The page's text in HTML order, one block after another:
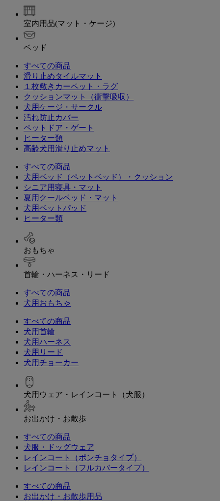
室内用品(マット・ケージ)
ベッド
すべての商品
滑り止めタイルマット
１枚敷きカーペット・ラグ
クッションマット（衝撃吸収）
犬用ケージ・サークル
汚れ防止カバー
ペットドア・ゲート
ヒーター類
高齢犬用滑り止めマット
すべての商品
犬用ベッド（ペットベッド）・クッション
シニア用寝具・マット
夏用クールベッド・マット
犬用ベットパッド
ヒーター類
おもちゃ
首輪・ハーネス・リード
すべての商品
犬用おもちゃ
すべての商品
犬用首輪
犬用ハーネス
犬用リード
犬用チョーカー
犬用ウェア・レインコート（犬服）
お出かけ・お散歩
すべての商品
犬服・ドッグウェア
レインコート（ポンチョタイプ）
レインコート（フルカバータイプ）
すべての商品
お出かけ・お散歩用品